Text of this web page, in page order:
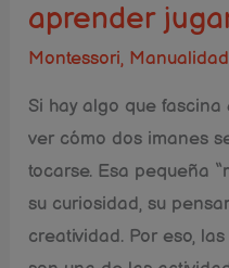
aprender
Montessori,
Si hay algo que
ver cómo dos imanes
tocarse. Esa pequeña
su curiosidad, su
creatividad. Por eso,